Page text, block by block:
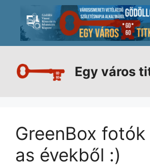
tartalomba
Egy város
GreenBox
as évekből :)